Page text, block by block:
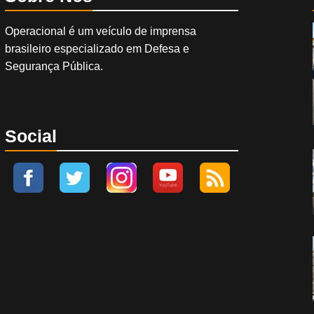
Operacional é um veículo de imprensa
brasileiro especializado em Defesa e
Segurança Pública.
Social